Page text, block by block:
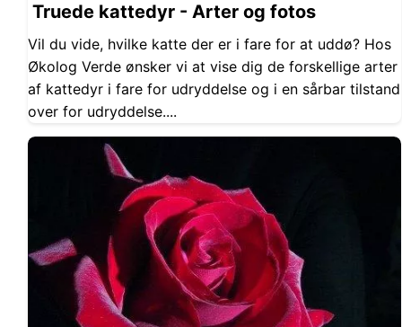
Truede kattedyr - Arter og fotos
Vil du vide, hvilke katte der er i fare for at uddø? Hos
Økolog Verde ønsker vi at vise dig de forskellige arter
af kattedyr i fare for udryddelse og i en sårbar tilstand
over for udryddelse....